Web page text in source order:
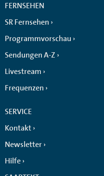
FERNSEHEN
SR Fernsehen
Programmvorschau
Sendungen A-Z
Livestream
Frequenzen
SERVICE
Kontakt
Newsletter
Hilfe